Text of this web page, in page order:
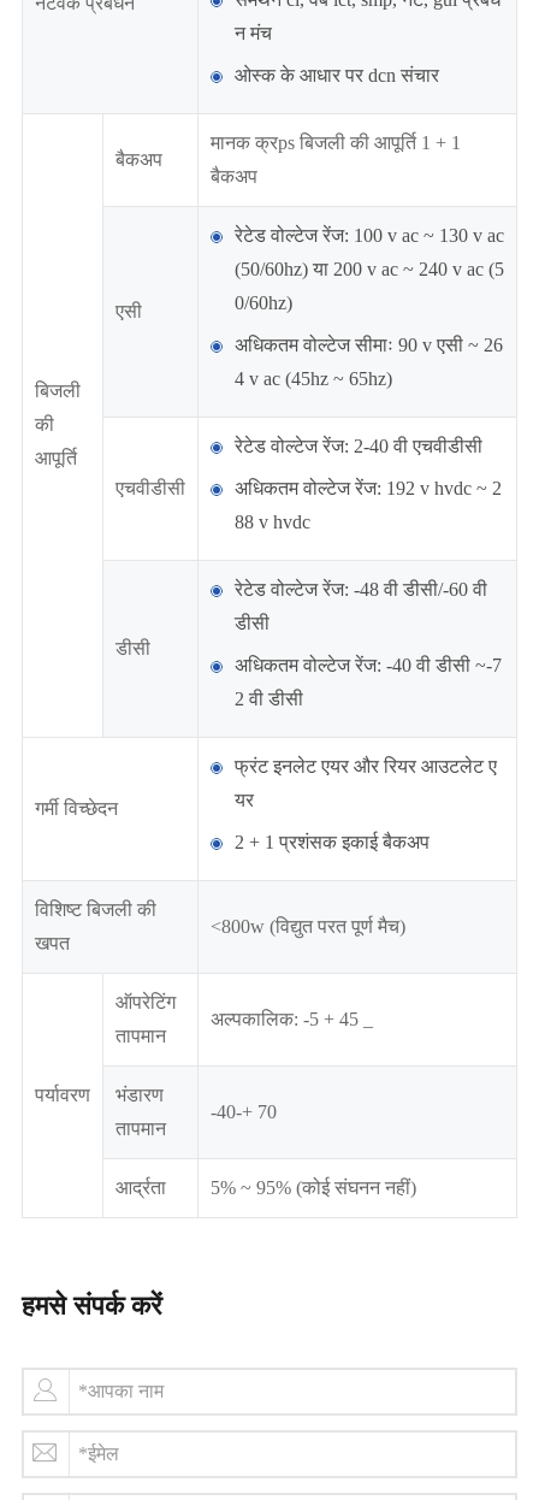
न मंच
ओस्क के आधार पर dcn संचार
बिजली
की
आपूर्ति
बैकअप
मानक क्रps बिजली की आपूर्ति 1 + 1
बैकअप
एसी
रेटेड वोल्टेज रेंज: 100 v ac ~ 130 v ac
(50/60hz) या 200 v ac ~ 240 v ac (5
0/60hz)
अधिकतम वोल्टेज सीमाः 90 v एसी ~ 26
4 v ac (45hz ~ 65hz)
एचवीडीसी
रेटेड वोल्टेज रेंज: 2-40 वी एचवीडीसी
अधिकतम वोल्टेज रेंज: 192 v hvdc ~ 2
88 v hvdc
डीसी
रेटेड वोल्टेज रेंज: -48 वी डीसी/-60 वी
डीसी
अधिकतम वोल्टेज रेंज: -40 वी डीसी ~-7
2 वी डीसी
गर्मी विच्छेदन
फ्रंट इनलेट एयर और रियर आउटलेट ए
यर
2 + 1 प्रशंसक इकाई बैकअप
विशिष्ट बिजली की
खपत
<800w (विद्युत परत पूर्ण मैच)
पर्यावरण
ऑपरेटिंग
तापमान
अल्पकालिक: -5 + 45 _
भंडारण
तापमान
-40-+ 70
आर्द्रता 5% ~ 95% (कोई संघनन नहीं)
हमसे संपर्क करें